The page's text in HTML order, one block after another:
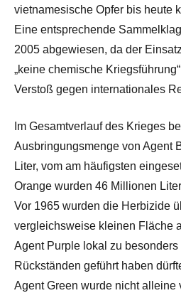
vietnamesische Opfer bis heute
Eine entsprechende
2005 abgewiesen, da der
„keine chemische
Verstoß gegen internationales
Im Gesamtverlauf des Krieges
Ausbringungsmenge von Agent
Liter, vom am häufigsten
Orange wurden 46 Millionen
Vor 1965 wurden die Herbizide
vergleichsweise kleinen Fläche
Agent Purple lokal zu
Rückständen geführt haben
Agent Green wurde nicht alleine